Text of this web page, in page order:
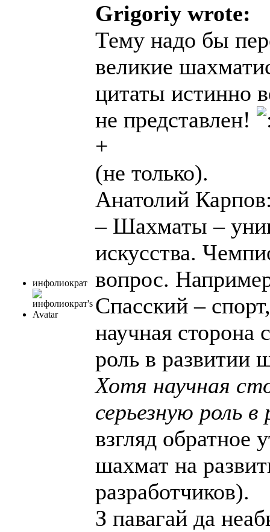
инфолиократ
Grigoriy wrote:
Тему надо бы
великие
цитаты истинно
не представлен!
+
(не только).
Анатолий
– Шахматы –
искусства.
вопрос.
Спасский –
научная сторона
роль в развитии
Хотя научная
серьезную роль
взгляд обратное
шахмат на
разработчиков).
З павагай да